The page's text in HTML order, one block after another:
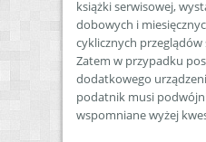
książki serwisowej,
dobowych i
cyklicznych
Zatem w przypadku
dodatkowego
podatnik musi
wspomniane wyżej